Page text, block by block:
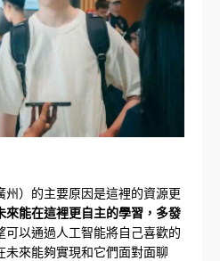
）的主要原因是這裡的資源更
來能在這裡更自主的學習，多發
可以通過人工智能將自己喜歡的
來能夠實現和它們面對面聊